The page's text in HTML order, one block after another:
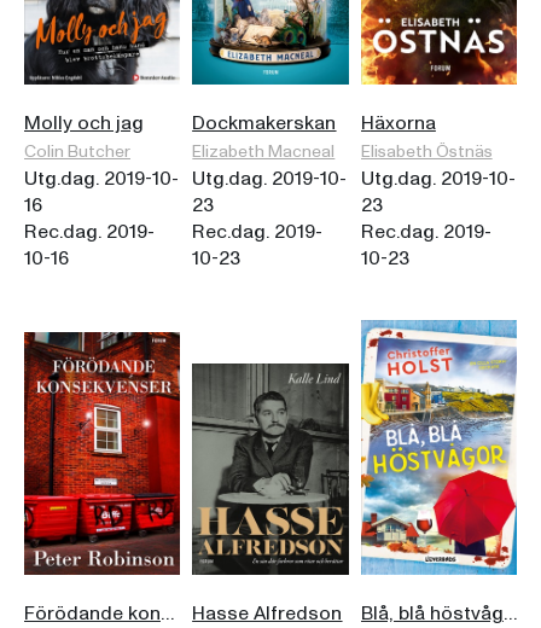
Molly och jag
Colin Butcher
Utg.dag. 2019-10-
16
Rec.dag. 2019-
10-16
Dockmakerskan
Elizabeth Macneal
Utg.dag. 2019-10-
23
Rec.dag. 2019-
10-23
Häxorna
Elisabeth Östnäs
Utg.dag. 2019-10-
23
Rec.dag. 2019-
10-23
Förödande konsekvenser Hasse Alfredson Blå, blå höstvågor